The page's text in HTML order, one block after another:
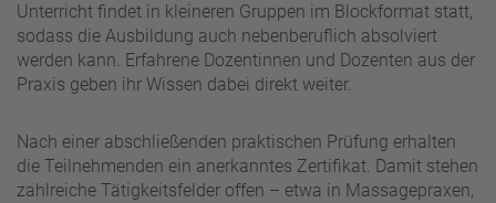
Unterricht findet in kleineren Gruppen im Blockformat statt,
sodass die Ausbildung auch nebenberuflich absolviert
werden kann. Erfahrene Dozentinnen und Dozenten aus der
Praxis geben ihr Wissen dabei direkt weiter.
Nach einer abschließenden praktischen Prüfung erhalten
die Teilnehmenden ein anerkanntes Zertifikat. Damit stehen
zahlreiche Tätigkeitsfelder offen – etwa in Massagepraxen,